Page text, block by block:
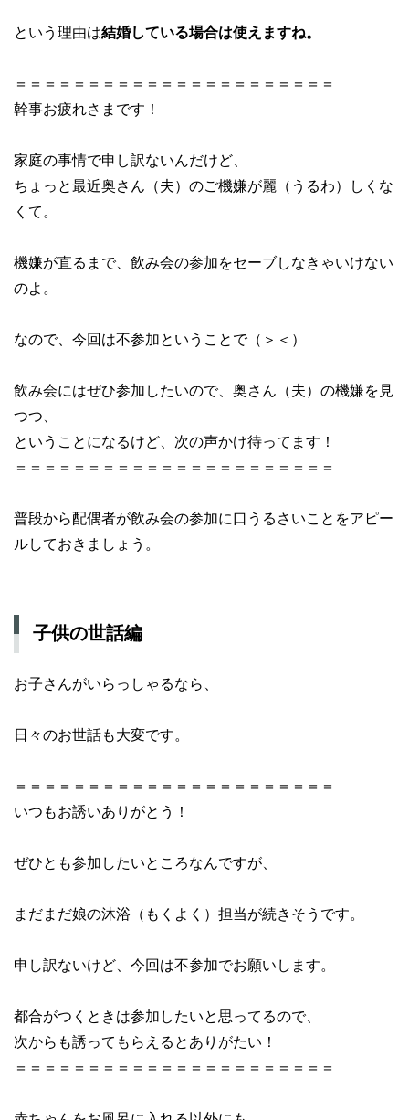
という理由は結婚している場合は使えますね。
＝＝＝＝＝＝＝＝＝＝＝＝＝＝＝＝＝＝＝＝＝＝
幹事お疲れさまです！
家庭の事情で申し訳ないんだけど、
ちょっと最近奥さん（夫）のご機嫌が麗（うるわ）しくな
くて。
機嫌が直るまで、飲み会の参加をセーブしなきゃいけない
のよ。
なので、今回は不参加ということで（＞＜）
飲み会にはぜひ参加したいので、奥さん（夫）の機嫌を見
つつ、
ということになるけど、次の声かけ待ってます！
＝＝＝＝＝＝＝＝＝＝＝＝＝＝＝＝＝＝＝＝＝＝
普段から配偶者が飲み会の参加に口うるさいことをアピー
ルしておきましょう。
子供の世話編
お子さんがいらっしゃるなら、
日々のお世話も大変です。
＝＝＝＝＝＝＝＝＝＝＝＝＝＝＝＝＝＝＝＝＝＝
いつもお誘いありがとう！
ぜひとも参加したいところなんですが、
まだまだ娘の沐浴（もくよく）担当が続きそうです。
申し訳ないけど、今回は不参加でお願いします。
都合がつくときは参加したいと思ってるので、
次からも誘ってもらえるとありがたい！
＝＝＝＝＝＝＝＝＝＝＝＝＝＝＝＝＝＝＝＝＝＝